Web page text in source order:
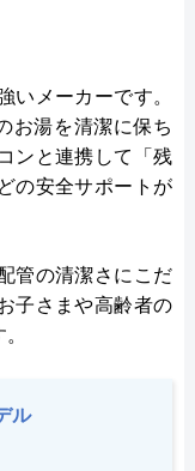
いメーカーです。
お湯を清潔に保ち
ンと連携して「残
の安全サポートが
管の清潔さにこだ
子さまや高齢者の
ル